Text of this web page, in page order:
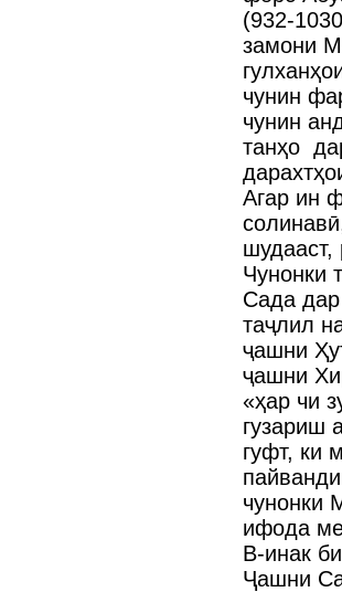
(932-
замони
чунин
чунин
танҳо
Агар ин
Чунонки
Сада
таҷлил
ҷашни
ҷашни
«ҳар чи
гузариш
гуфт, ки
чунонки
ифода
В-инак
Ҷашни